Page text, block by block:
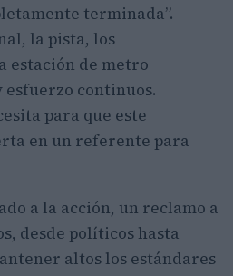
terminada”.
la pista, los
estación de metro
continuos.
para que este
en un referente para
a la acción, un reclamo a
desde políticos hasta
altos los estándares